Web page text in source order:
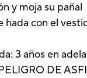
y moja su pañal
hada con el
3 años en
DE